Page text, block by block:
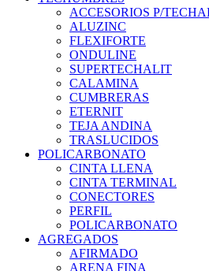
ACCESORIOS P/
ALUZINC
FLEXIFORTE
ONDULINE
SUPERTECHALIT
CALAMINA
CUMBRERAS
ETERNIT
TEJA ANDINA
TRASLUCIDOS
POLICARBONATO
CINTA LLENA
CINTA TERMINAL
CONECTORES
PERFIL
POLICARBONATO
AGREGADOS
AFIRMADO
ARENA FINA